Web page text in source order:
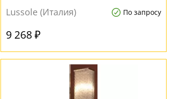
Lussole (Италия)
По запросу
9 268 ₽